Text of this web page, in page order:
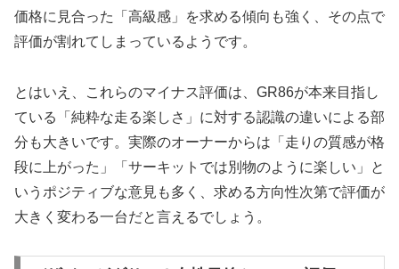
価格に見合った「高級感」を求める傾向も強く、その点で
評価が割れてしまっているようです。
とはいえ、これらのマイナス評価は、GR86が本来目指し
ている「純粋な走る楽しさ」に対する認識の違いによる部
分も大きいです。実際のオーナーからは「走りの質感が格
段に上がった」「サーキットでは別物のように楽しい」と
いうポジティブな意見も多く、求める方向性次第で評価が
大きく変わる一台だと言えるでしょう。